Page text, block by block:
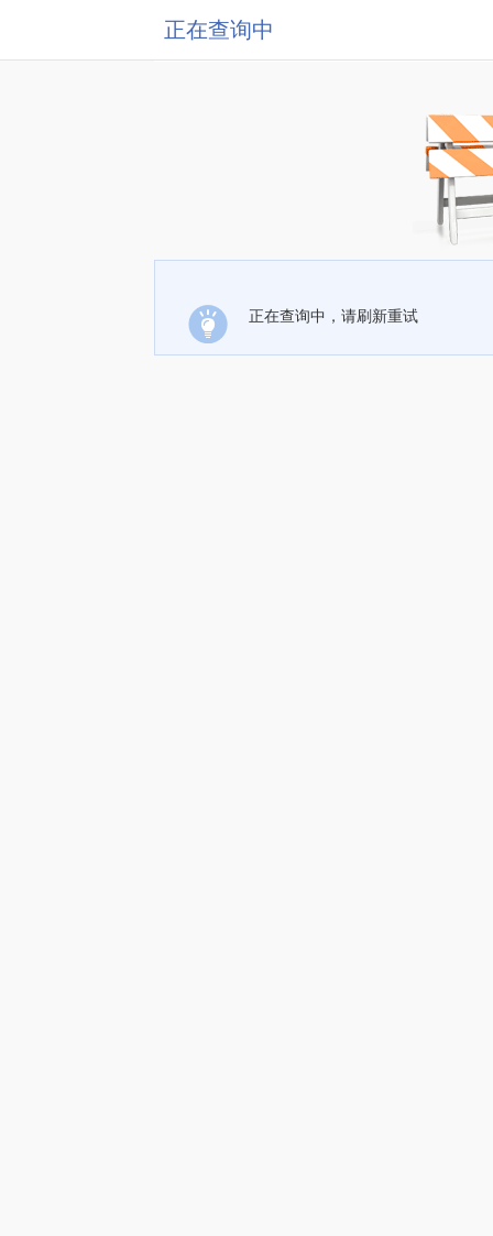
正在查询中
正在查询中，请刷新重试